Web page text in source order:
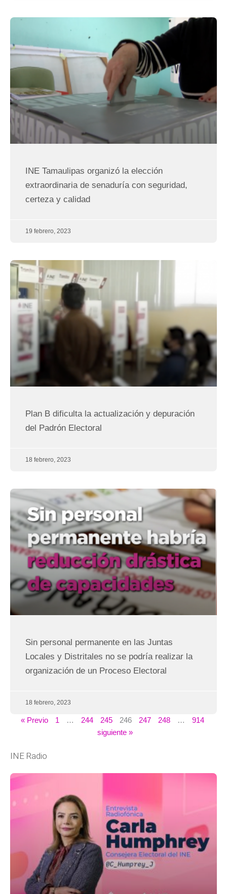
INE Tamaulipas organizó la elección
extraordinaria de senaduría con seguridad,
certeza y calidad
19 febrero, 2023
Plan B dificulta la actualización y depuración
del Padrón Electoral
18 febrero, 2023
Sin personal permanente en las Juntas
Locales y Distritales no se podría realizar la
organización de un Proceso Electoral
18 febrero, 2023
« Previo 1 … 244 245 246 247 248 …
914
siguiente »
INE Radio